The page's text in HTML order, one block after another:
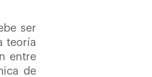
ser
teoría
entre
de